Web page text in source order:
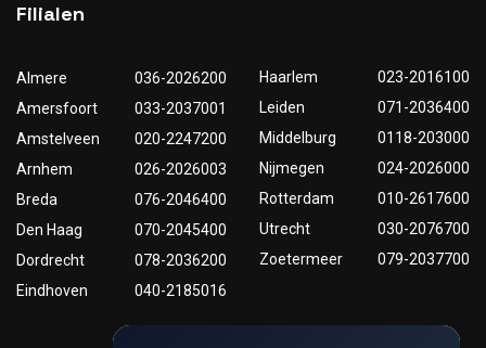
Filialen
Almere
036-2026200
Amersfoort
033-2037001
Amstelveen
020-2247200
Arnhem
026-2026003
Breda
076-2046400
Den Haag
070-2045400
Dordrecht
078-2036200
Eindhoven
040-2185016
Haarlem
023-2016100
Leiden
071-2036400
Middelburg
0118-203000
Nijmegen
024-2026000
Rotterdam
010-2617600
Utrecht
030-2076700
Zoetermeer
079-2037700